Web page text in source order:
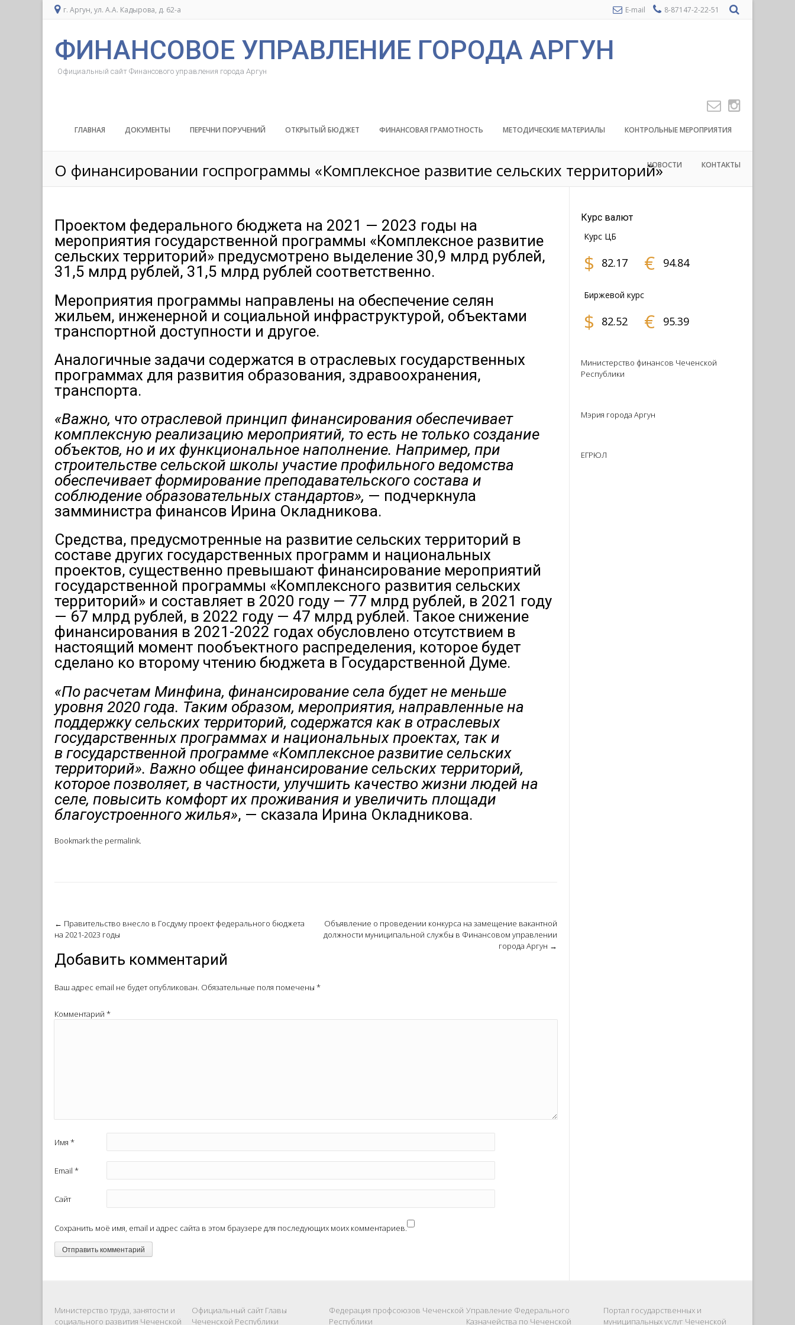
г. Аргун, ул. А.А. Кадырова, д. 62-а E-mail 8-87147-2-22-51
ФИНАНСОВОЕ УПРАВЛЕНИЕ ГОРОДА АРГУН
Официальный сайт Финансового управления города Аргун
ГЛАВНАЯ ДОКУМЕНТЫ ПЕРЕЧНИ ПОРУЧЕНИЙ ОТКРЫТЫЙ БЮДЖЕТ ФИНАНСОВАЯ ГРАМОТНОСТЬ МЕТОДИЧЕСКИЕ МАТЕРИАЛЫ КОНТРОЛЬНЫЕ МЕРОПРИЯТИЯ
НОВОСТИ КОНТАКТЫ
О финансировании госпрограммы «Комплексное развитие сельских территорий»
Проектом федерального бюджета на 2021 — 2023 годы на
мероприятия государственной программы «Комплексное развитие
сельских территорий» предусмотрено выделение 30,9 млрд рублей,
31,5 млрд рублей, 31,5 млрд рублей соответственно.
Мероприятия программы направлены на обеспечение селян
жильем, инженерной и социальной инфраструктурой, объектами
транспортной доступности и другое.
Аналогичные задачи содержатся в отраслевых государственных
программах для развития образования, здравоохранения,
транспорта.
«Важно, что отраслевой принцип финансирования обеспечивает
комплексную реализацию мероприятий, то есть не только создание
объектов, но и их функциональное наполнение. Например, при
строительстве сельской школы участие профильного ведомства
обеспечивает формирование преподавательского состава и
соблюдение образовательных стандартов», — подчеркнула
замминистра финансов Ирина Окладникова.
Средства, предусмотренные на развитие сельских территорий в
составе других государственных программ и национальных
проектов, существенно превышают финансирование мероприятий
государственной программы «Комплексного развития сельских
территорий» и составляет в 2020 году — 77 млрд рублей, в 2021 году
— 67 млрд рублей, в 2022 году — 47 млрд рублей. Такое снижение
финансирования в 2021-2022 годах обусловлено отсутствием в
настоящий момент пообъектного распределения, которое будет
сделано ко второму чтению бюджета в Государственной Думе.
«По расчетам Минфина, финансирование села будет не меньше
уровня 2020 года. Таким образом, мероприятия, направленные на
поддержку сельских территорий, содержатся как в отраслевых
государственных программах и национальных проектах, так и
в государственной программе «Комплексное развитие сельских
территорий». Важно общее финансирование сельских территорий,
которое позволяет, в частности, улучшить качество жизни людей на
селе, повысить комфорт их проживания и увеличить площади
благоустроенного жилья», — сказала Ирина Окладникова.
Bookmark the permalink.
Post
navigation
← Правительство внесло в Госдуму проект федерального бюджета
на 2021-2023 годы
Oбъявление о проведении конкурса на замещение вакантной
должности муниципальной службы в Финансовом управлении
города Аргун →
Добавить комментарий
Ваш адрес email не будет опубликован. Обязательные поля помечены *
Комментарий *
Имя *
Email *
Сайт
Сохранить моё имя, email и адрес сайта в этом браузере для последующих моих комментариев.
Курс валют
Курс ЦБ
$ 82.17 € 94.84
Биржевой курс
$ 82.52 € 95.39
Министерство финансов Чеченской
Республики
Мэрия города Аргун
ЕГРЮЛ
Министерство труда, занятости и
социального развития Чеченской
Официальный сайт Главы
Чеченской Республики
Федерация профсоюзов Чеченской
Республики
Управление Федерального
Казначейства по Чеченской
Портал государственных и
муниципальных услуг Чеченской